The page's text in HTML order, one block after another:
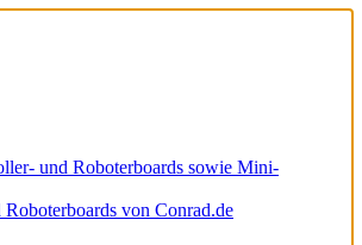
und Roboterboards sowie Mini-
von Conrad.de